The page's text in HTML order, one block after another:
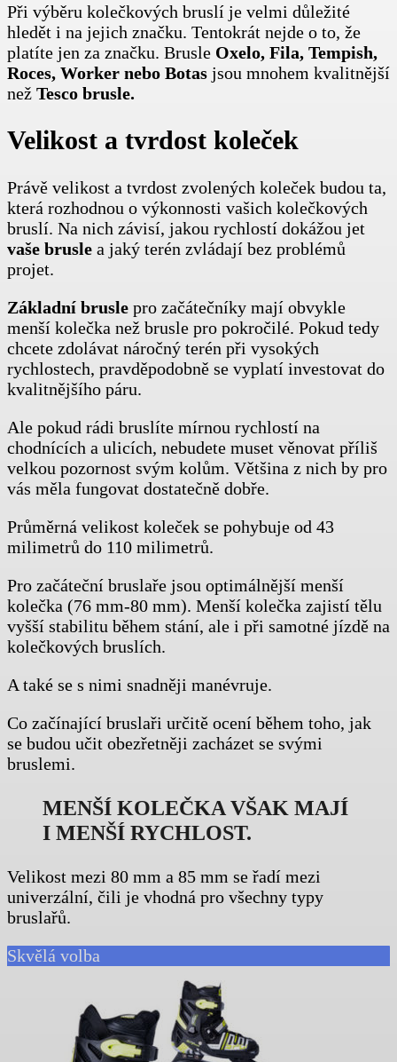
Při výběru kolečkových bruslí je velmi důležité
hledět i na jejich značku. Tentokrát nejde o to, že
platíte jen za značku. Brusle Oxelo, Fila, Tempish,
Roces, Worker nebo Botas jsou mnohem kvalitnější
než Tesco brusle.
Velikost a tvrdost koleček
Právě velikost a tvrdost zvolených koleček budou ta,
která rozhodnou o výkonnosti vašich kolečkových
bruslí. Na nich závisí, jakou rychlostí dokážou jet
vaše brusle a jaký terén zvládají bez problémů
projet.
Základní brusle pro začátečníky mají obvykle
menší kolečka než brusle pro pokročilé. Pokud tedy
chcete zdolávat náročný terén při vysokých
rychlostech, pravděpodobně se vyplatí investovat do
kvalitnějšího páru.
Ale pokud rádi bruslíte mírnou rychlostí na
chodnících a ulicích, nebudete muset věnovat příliš
velkou pozornost svým kolům. Většina z nich by pro
vás měla fungovat dostatečně dobře.
Průměrná velikost koleček se pohybuje od 43
milimetrů do 110 milimetrů.
Pro začáteční bruslaře jsou optimálnější menší
kolečka (76 mm-80 mm). Menší kolečka zajistí tělu
vyšší stabilitu během stání, ale i při samotné jízdě na
kolečkových bruslích.
A také se s nimi snadněji manévruje.
Co začínající bruslaři určitě ocení během toho, jak
se budou učit obezřetněji zacházet se svými
bruslemi.
MENŠÍ KOLEČKA VŠAK MAJÍ
I MENŠÍ RYCHLOST.
Velikost mezi 80 mm a 85 mm se řadí mezi
univerzální, čili je vhodná pro všechny typy
bruslařů.
Skvělá volba